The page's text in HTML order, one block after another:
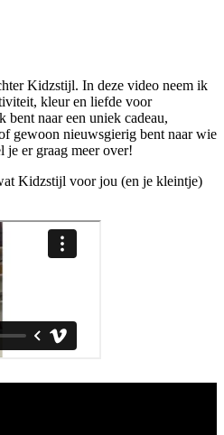
Kidzstijl. In deze video neem ik
kleur en liefde voor
naar een uniek cadeau,
gewoon nieuwsgierig bent naar wie
er graag meer over!
Kidzstijl voor jou (en je kleintje)